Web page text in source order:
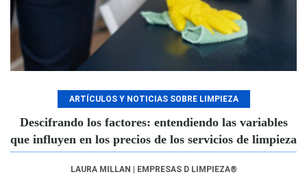
ARTÍCULOS Y NOTICIAS SOBRE LIMPIEZA
Descifrando los factores: entendiendo las variables
que influyen en los precios de los servicios de limpieza
LAURA MILLAN | EMPRESAS D LIMPIEZA®